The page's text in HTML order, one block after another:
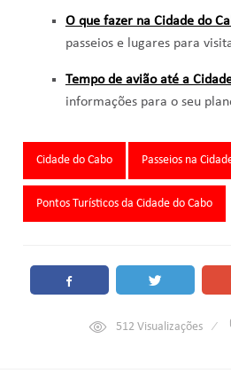
O que fazer na Cidade do
passeios e lugares para
Tempo de avião até a
informações para o seu
Tags:
Cidade do Cabo Passeios na
Pontos Turísticos da Cidade do Cabo
512Visualizações